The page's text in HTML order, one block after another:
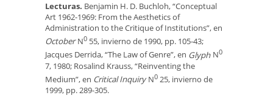
Lecturas. Benjamin H. D. Buchloh, “Conceptual
Art 1962-1969: From the Aesthetics of
Administration to the Critique of Institutions”, en
OctoberN0 55, invierno de 1990, pp. 105-43;
Jacques Derrida, “The Law of Genre”, en Glyph N0
7, 1980; Rosalind Krauss, “Reinventing the
Medium”, en Critical InquiryN0 25, invierno de
1999, pp. 289-305.